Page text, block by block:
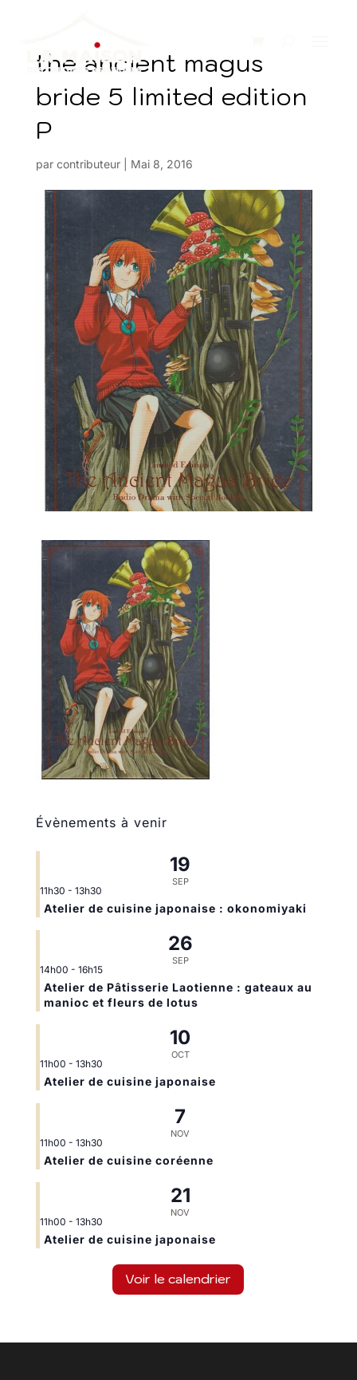
the ancient magus
bride 5 limited edition
P
par contributeur| Mai 8, 2016
Évènements à venir
19
SEP
11h30 - 13h30
Atelier de cuisine japonaise : okonomiyaki
26
SEP
14h00 - 16h15
Atelier de Pâtisserie Laotienne : gateaux au
manioc et fleurs de lotus
10
OCT
11h00 - 13h30
Atelier de cuisine japonaise
7
NOV
11h00 - 13h30
Atelier de cuisine coréenne
21
NOV
11h00 - 13h30
Atelier de cuisine japonaise
Voir le calendrier